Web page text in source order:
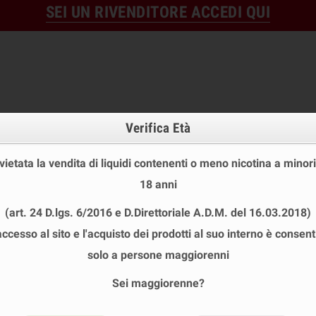
SEI UN RIVENDITORE ACCEDI QUI
USA E GETTA LIQUIDI PRONTI SHOT E
Verifica Età
la vendita di liquidi contenenti o meno nicotina a
18 anni
(art. 24 D.lgs. 6/2016 e D.Direttoriale A.D.M. del 16.03.2018)
al sito e l'acquisto dei prodotti al suo interno è
solo a persone maggiorenni
Sei maggiorenne?